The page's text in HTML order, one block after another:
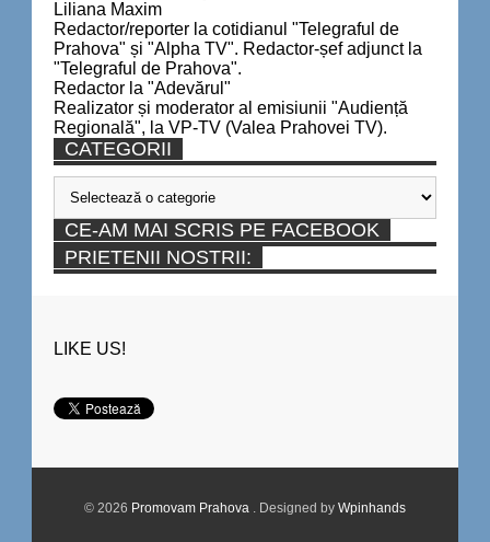
Liliana Maxim
Redactor/reporter la cotidianul "Telegraful de
Prahova" și "Alpha TV". Redactor-șef adjunct la
"Telegraful de Prahova".
Redactor la "Adevărul"
Realizator și moderator al emisiunii "Audiență
Regională", la VP-TV (Valea Prahovei TV).
CATEGORII
Categorii
CE-AM MAI SCRIS PE FACEBOOK
PRIETENII NOSTRII:
LIKE US!
© 2026 Promovam Prahova . Designed by Wpinhands